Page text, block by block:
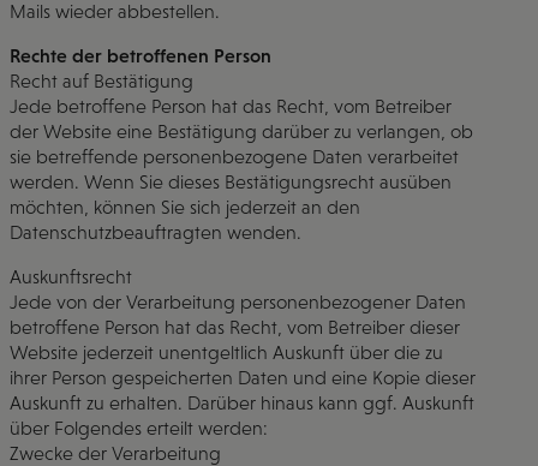
Mails wieder abbestellen.
Rechte der betroffenen Person
Recht auf Bestätigung
Jede betroffene Person hat das Recht, vom Betreiber
der Website eine Bestätigung darüber zu verlangen, ob
sie betreffende personenbezogene Daten verarbeitet
werden. Wenn Sie dieses Bestätigungsrecht ausüben
möchten, können Sie sich jederzeit an den
Datenschutzbeauftragten wenden.
Auskunftsrecht
Jede von der Verarbeitung personenbezogener Daten
betroffene Person hat das Recht, vom Betreiber dieser
Website jederzeit unentgeltlich Auskunft über die zu
ihrer Person gespeicherten Daten und eine Kopie dieser
Auskunft zu erhalten. Darüber hinaus kann ggf. Auskunft
über Folgendes erteilt werden:
Zwecke der Verarbeitung